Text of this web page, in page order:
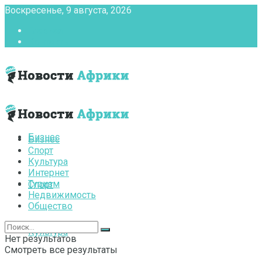
Воскресенье, 9 августа, 2026
Бизнес
Спорт
Культура
Бизнес
Спорт
Культура
Интернет
Туризм
Недвижимость
Общество
Нет результатов
Смотреть все результаты